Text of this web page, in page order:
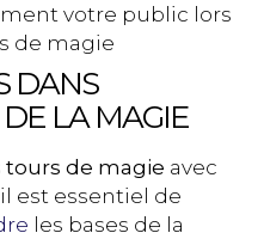
votre public lors
de magie
DANS
DE LA MAGIE
tours de magie avec
est essentiel de
les bases de la